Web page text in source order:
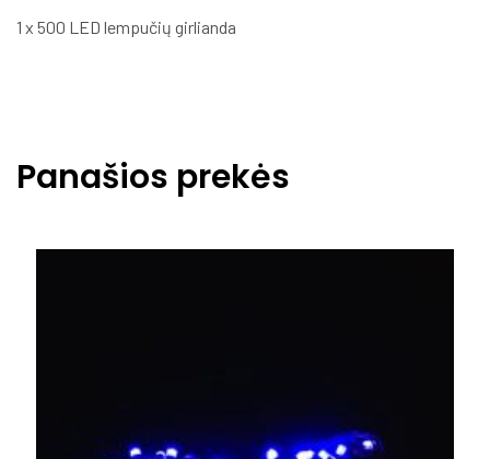
1 x 500 LED lempučių girlianda
Panašios prekės